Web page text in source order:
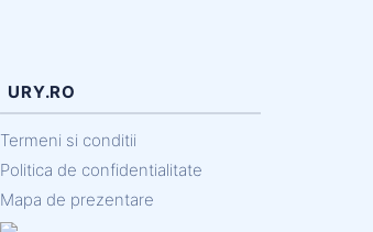
URY.RO
Termeni si conditii
Politica de confidentialitate
Mapa de prezentare